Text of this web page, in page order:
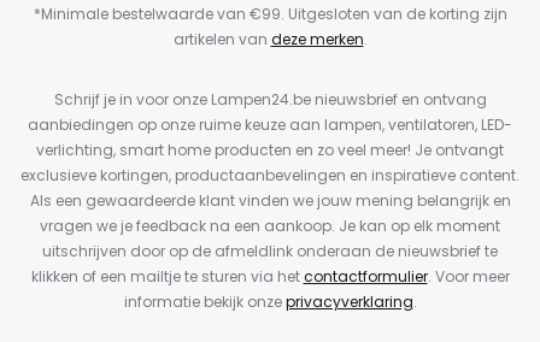
*Minimale bestelwaarde van €99. Uitgesloten van de korting zijn
artikelen van deze merken.
Schrijf je in voor onze Lampen24.be nieuwsbrief en ontvang
aanbiedingen op onze ruime keuze aan lampen, ventilatoren, LED-
verlichting, smart home producten en zo veel meer! Je ontvangt
exclusieve kortingen, productaanbevelingen en inspiratieve content.
Als een gewaardeerde klant vinden we jouw mening belangrijk en
vragen we je feedback na een aankoop. Je kan op elk moment
uitschrijven door op de afmeldlink onderaan de nieuwsbrief te
klikken of een mailtje te sturen via hetcontactformulier. Voor meer
informatie bekijk onzeprivacyverklaring.